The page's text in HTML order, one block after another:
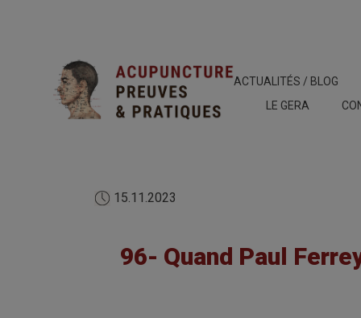
ACTUALITÉS / BLOG
LE GERA
15.11.2023
96- Quand Paul